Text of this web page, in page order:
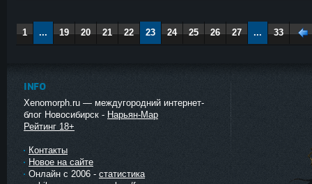
1 ... 19 20 21 22 23 24 25 26 27 ...
33
INFO
Xenomorph.ru — междугородний интернет-
блог Новосибирск - Нарьян-Мар
Рейтинг 18+
Контакты
Новое на сайте
Онлайн с 2006 - статистика